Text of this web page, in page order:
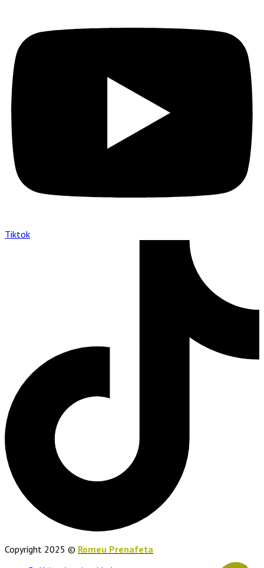
Tiktok
Copyright 2025 © Romeu Prenafeta